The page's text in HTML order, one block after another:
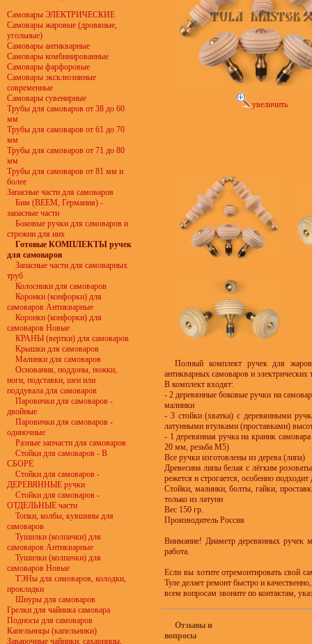
Самовары ЭЛЕКТРИЧЕСКИЕ
Самовары жаровые (дровяные,
угольные)
Самовары антикварные
Самовары комбинированные
Самовары фарфоровые
Самовары эксклюзивные
современные
Самовары сувенирные
Трубы для самоваров от 38 до 60
мм
Трубы для самоваров от 61 до 70
мм
Трубы для самоваров от 71 до 80
мм
Трубы для самоваров от 81 мм и
более
Запасные части для самоваров
Бим (BEEM, Германия) -
запасные части
Боковые ручки для самоваров и
стрежни для них
Готовые КОМПЛЕКТЫ ручек
для самоваров
Запасные части для самоварных
труб
Колосники для самоваров
Коронки (конфорки) для
самоваров Антикварные
Коронки (конфорки) для
самоваров Новые
КРАНЫ (вертки) для самоваров
Крышки для самоваров
Малинки для самоваров
Основания, поддоны, ножки,
ноги, подставки, шеи или
поддувала для самоваров
Паровички для самоваров -
двойные
Паровички для самоваров -
одиночные
Разные запчасти для самоваров
Стойки для самоваров - В
СБОРЕ
Стойки для самоваров -
ДЕРЕВЯННЫЕ ручки
Стойки для самоваров -
ОТДЕЛЬНЫЕ части
Топки, колбы, кувшины для
самоваров
Тушилки (колпачки) для
самоваров Антикварные
Тушилки (колпачки) для
самоваров Новые
ТЭНы для самоваров, колодки,
прокладки
Шнуры для самоваров
Грелки для чайника самовара
Подносы для самоваров
Капельницы (капельники)
Заварочные чайники, сахарницы,
увеличить
Полный комплект ручек для
антикварных самоваров и электрических
В комплект входят:
- 2 деревянные боковые ручки на
малинки
- 3 стойки (хватка) с деревянными
латунными втулками (проставками)
- 1 деревянная ручка на краник
20 мм, резьба М5)
Все ручки изготовлены из дерева (липа)
Древесина липы белая с лёгким
режется и строгается, особенно
Стойки, малинки, болты, гайки,
только из латуни
Вес 150 гр.
Производитель Россия
Внимание! Диаметр деревянных ручек
работа.
Если вы хотите отремонтировать свой
Туле делает ремонт быстро и
всем вопросам звоните по контактам,
Отзывы и
вопросы